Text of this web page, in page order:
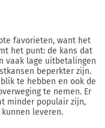
favorieten, want het
het punt: de kans dat
vaak lage uitbetalingen
beperkter zijn.
te hebben en ook de
te nemen. Er
minder populair zijn,
leveren.